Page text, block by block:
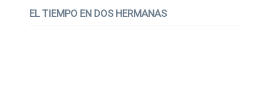
EL TIEMPO EN DOS HERMANAS